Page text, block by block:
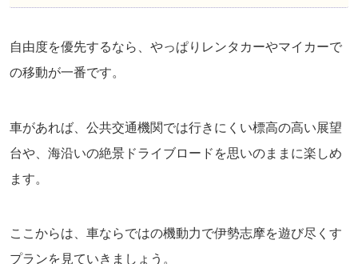
自由度を優先するなら、やっぱりレンタカーやマイカーで
の移動が一番です。
車があれば、公共交通機関では行きにくい標高の高い展望
台や、海沿いの絶景ドライブロードを思いのままに楽しめ
ます。
ここからは、車ならではの機動力で伊勢志摩を遊び尽くす
プランを見ていきましょう。